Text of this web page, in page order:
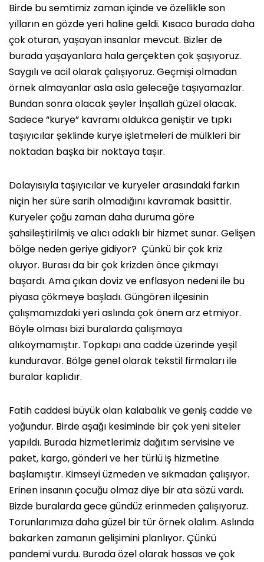
Birde bu semtimiz zaman içinde ve özellikle son
yılların en gözde yeri haline geldi. Kısaca burada daha
çok oturan, yaşayan insanlar mevcut. Bizler de
burada yaşayanlara hala gerçekten çok şaşıyoruz.
Saygılı ve acil olarak çalışıyoruz. Geçmişi olmadan
örnek almayanlar asla asla geleceğe taşıyamazlar.
Bundan sonra olacak şeyler İnşallah güzel olacak.
Sadece “kurye” kavramı oldukca geniştir ve tıpkı
taşıyıcılar şeklinde kurye işletmeleri de mülkleri bir
noktadan başka bir noktaya taşır.
Dolayısıyla taşıyıcılar ve kuryeler arasındaki farkın
niçin her süre sarih olmadığını kavramak basittir.
Kuryeler çoğu zaman daha duruma göre
şahsileştirilmiş ve alıcı odaklı bir hizmet sunar. Gelişen
bölge neden geriye gidiyor? Çünkü bir çok kriz
oluyor. Burası da bir çok krizden önce çıkmayı
başardı. Ama çıkan doviz ve enflasyon nedeni ile bu
piyasa çökmeye başladı. Güngören ilçesinin
çalışmamızdaki yeri aslında çok önem arz etmiyor.
Böyle olması bizi buralarda çalışmaya
alıkoymamıştır. Topkapı ana cadde üzerinde yeşil
kunduravar. Bölge genel olarak tekstil firmaları ile
buralar kaplıdır.
Fatih caddesi büyük olan kalabalık ve geniş cadde ve
yoğundur. Birde aşağı kesiminde bir çok yeni siteler
yapıldı. Burada hizmetlerimiz dağıtım servisine ve
paket, kargo, gönderi ve her türlü iş hizmetine
başlamıştır. Kimseyi üzmeden ve sıkmadan çalışıyor.
Erinen insanın çocuğu olmaz diye bir ata sözü vardı.
Bizde buralarda gece gündüz erinmeden çalışıyoruz.
Torunlarımıza daha güzel bir tür örnek olalım. Aslında
bakarken zamanın gelişimini planlıyor. Çünkü
pandemi vurdu. Burada özel olarak hassas ve çok